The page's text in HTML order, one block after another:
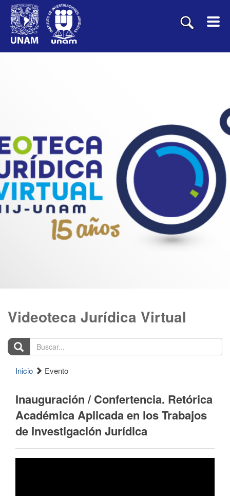
Videoteca Jurídica Virtual
Buscar...
Inicio Evento
Inauguración / Confertencia. Retórica
Académica Aplicada en los Trabajos
de Investigación Jurídica